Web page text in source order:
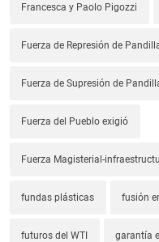
Francesca y Paolo Pigozzi
Fuerza de Represión de
Fuerza de Supresión de
Fuerza del Pueblo exigió
Fuerza Magisterial-
fundas plásticas fusión
futuros del WTI garantía